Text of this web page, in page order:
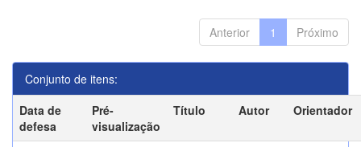
Anterior 1 Próximo
Conjunto de itens:
Data de
defesa
Pré-
visualização
Título Autor Orientador